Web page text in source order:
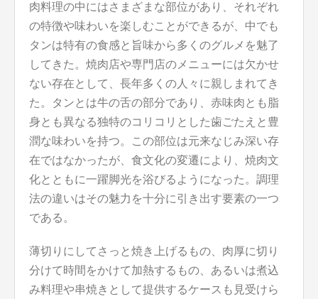
肉料理の中にはさまざまな部位があり、それぞれ
の特徴や味わいを楽しむことができるが、中でも
タンは特有の食感と旨味から多くのグルメを魅了
してきた。 焼肉店や専門店のメニューには欠かせ
ない存在として、長年多くの人々に親しまれてき
た。タンとは牛の舌の部分であり、赤味肉とも脂
身とも異なる独特のコリコリとした歯ごたえと豊
潤な味わいを持つ。この部位は元来なじみ深い存
在ではなかったが、食文化の変遷により、焼肉文
化とともに一躍脚光を浴びるようになった。調理
法の違いはその魅力を十分に引き出す要素の一つ
である。
薄切りにしてさっと焼き上げるもの、肉厚に切り
分けて時間をかけて加熱するもの、あるいは煮込
み料理や串焼きとして提供するケースも見受けら